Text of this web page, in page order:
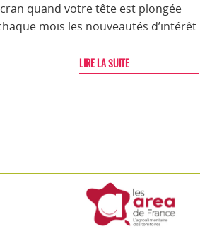
quand votre tête est plongée
mois les nouveautés d’intérêt
LIRE LA SUITE